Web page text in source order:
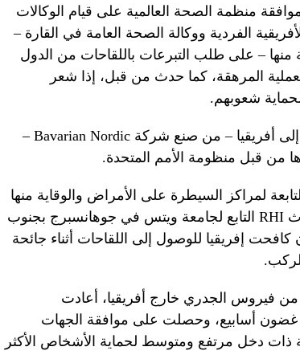
منظمة الصحة العالمية على قيام الوكالات
الفردية ووكالة الصحة العامة في القارة –
منها – على طلب التبرعات باللقاحات من الدول
المرهقة، كما حدث من قبل، إذا شعر
شعوبهم.
تم التبرع بأول 10 آلاف لقاح في طريقها إلى أفريقيا – من صنع شركة Bavarian Nordic –
من قبل منظومة الأمم المتحدة.
لمراكز السيطرة على الأمراض والوقاية منها
في إفريقيا والمديرة التنفيذية لمعهد أبحاث RHI التابع لجامعة ويتس في جوهانسبرج بجنوب
كافحت إفريقيا للوصول إلى اللقاحات أثناء جائحة
مختلفة من فيروس الجدري خارج أفريقيا، أعادت
غضون أسابيع، وحصلت على موافقة الجهات
واستخدمت في حوالي 70 دولة ذات دخل مرتفع ومتوسط ​​لحماية الأشخاص الأكثر